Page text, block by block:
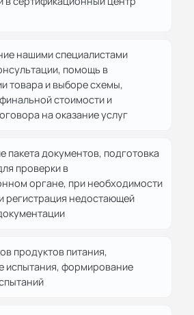
нашими специалистами
помощь в
товара и выборе схемы,
стоимости и
на оказание услуг
пакета документов, подготовка
проверки в
органе, при необходимости
регистрация недостающей
продуктов питания,
испытания, формирование